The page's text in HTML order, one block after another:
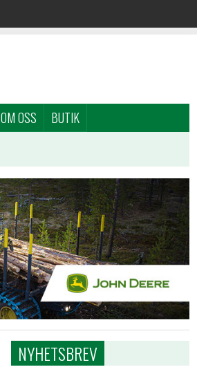
OM OSS
BUTIK
NYHETSBREV